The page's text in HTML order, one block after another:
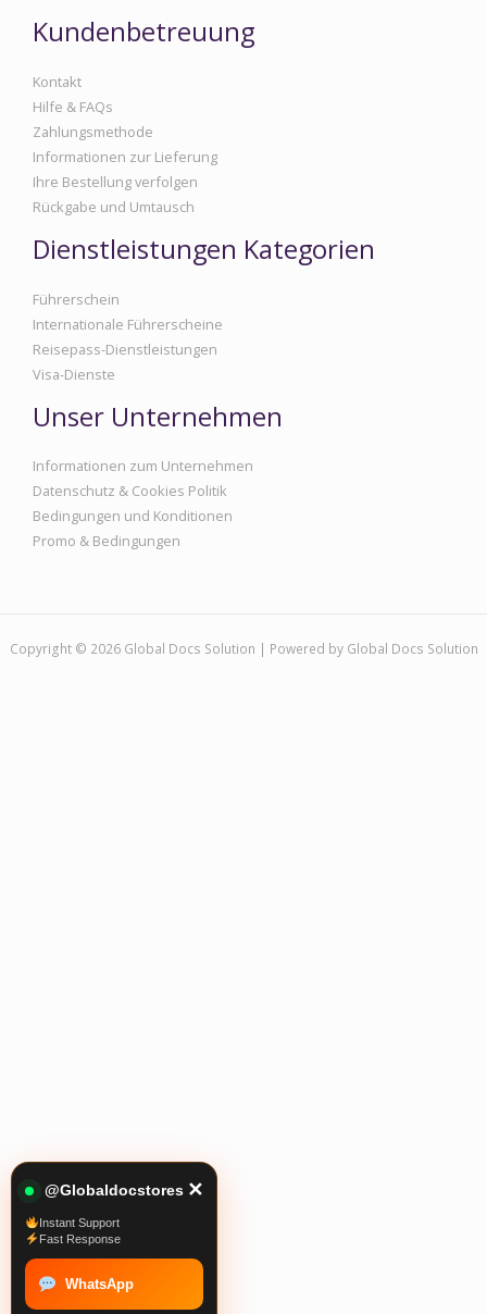
Kundenbetreuung
Kontakt
Hilfe & FAQs
Zahlungsmethode
Informationen zur Lieferung
Ihre Bestellung verfolgen
Rückgabe und Umtausch
Dienstleistungen Kategorien
Führerschein
Internationale Führerscheine
Reisepass-Dienstleistungen
Visa-Dienste
Unser Unternehmen
Informationen zum Unternehmen
Datenschutz & Cookies Politik
Bedingungen und Konditionen
Promo & Bedingungen
Copyright © 2026 Global Docs Solution | Powered by Global Docs Solution
@Globaldocstores ✕
Instant Support
Fast Response
WhatsApp